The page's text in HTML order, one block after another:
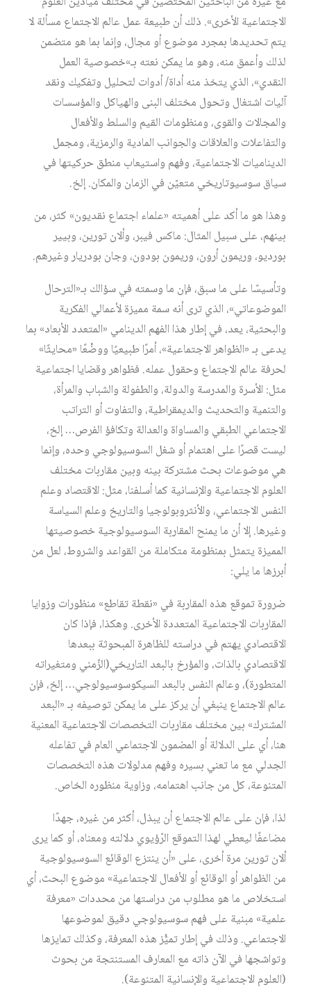
الاجتماعية الأخرى». ذلك أن طبيعة عمل عالم الاجتماع مسألة لا
يتم تحديدها بمجرد موضوع أو مجال، وإنما بما هو متضمن
لذلك وأعمق منه، وهو ما يمكن نعته بـ»خصوصية العمل
النقدي»، الذي يتخذ منه أداة/ أدوات لتحليل وتفكيك ونقد
آليات اشتغال وتحول مختلف البنى والهياكل والمؤسسات
والمجالات والقوى، ومنظومات القيم والسلط والأفعال
والتفاعلات والعلاقات والجوانب المادية والرمزية، ومجمل
الديناميات الاجتماعية، وفهم واستيعاب منطق حركيتها في
سياق سوسيوتاريخي متعيّن في الزمان والمكان. إلخ.
وهذا هو ما أكد على أهميته «علماء اجتماع نقديون» كثر، من
بينهم، على سبيل المثال: ماكس فيبر، وألان تورين، وبيير
بورديو، وريمون أرون، وريمون بودون، وجان بودريار وغيرهم.
وتأسيسًا على ما سبق، فإن ما وسمته في سؤالك بـ«الترحال
الموضوعاتي»، الذي ترى أنه سمة مميزة لأعمالي الفكرية
والبحثية، يعد، في إطار هذا الفهم الدينامي «المتعدد الأبعاد» بما
يدعى بـ «الظواهر الاجتماعية»، أمرًا طبيعيًا ووضْعًا «محايثًا»
لحرفة عالم الاجتماع وحقول عمله. فظواهر وقضايا اجتماعية
مثل: الأسرة والمدرسة والدولة، والطفولة والشباب والمرأة،
والتنمية والتحديث والديمقراطية، والتفاوت أو التراتب
الاجتماعي الطبقي والمساواة والعدالة وتكافؤ الفرص… إلخ،
ليست قصرًا على اهتمام أو شغل السوسيولوجي وحده، وإنما
هي موضوعات بحث مشتركة بينه وبين مقاربات مختلف
العلوم الاجتماعية والإنسانية كما أسلفنا، مثل: الاقتصاد وعلم
النفس الاجتماعي، والأنثروبولوجيا والتاريخ وعلم السياسة
وغيرها. إلا أن ما يمنح المقاربة السوسيولوجية خصوصيتها
المميزة يتمثل بمنظومة متكاملة من القواعد والشروط، لعل من
أبرزها ما يلي:
ضرورة تموقع هذه المقاربة في «نقطة تقاطع» منظورات وزوايا
المقاربات الاجتماعية المتعددة الأخرى. وهكذا، فإذا كان
الاقتصادي يهتم في دراسته للظاهرة المبحوثة ببعدها
الاقتصادي بالذات، والمؤرخ بالبعد التاريخي(الزّمني ومتغيراته
المتطورة)، وعالم النفس بالبعد السيكوسوسيولوجي… إلخ، فإن
عالم الاجتماع ينبغي أن يركز على ما يمكن توصيفه بـ «البعد
المشترك» بين مختلف مقاربات التخصصات الاجتماعية المعنية
هنا، أي على الدلالة أو المضمون الاجتماعي العام في تفاعله
الجدلي مع ما تعني بسيره وفهم مدلولات هذه التخصصات
المتنوعة، كل من جانب اهتمامه، وزاوية منظوره الخاص.
لذا، فإن على عالم الاجتماع أن يبذل، أكثر من غيره، جهدًا
مضاعفًا ليعطي لهذا التموقع الرّؤيوي دلالته ومعناه، أو كما يرى
ألان تورين مرة أخرى، على «أن ينتزع الوقائع السوسيولوجية
من الظواهر أو الوقائع أو الأفعال الاجتماعية» موضوع البحث، أي
استخلاص ما هو مطلوب من دراستها من محددات «معرفة
علمية» مبنية على فهم سوسيولوجي دقيق لموضوعها
الاجتماعي. وذلك في إطار تميُّز هذه المعرفة، وكذلك تمايزها
وتواشجها في الآن ذاته مع المعارف المستنتجة من بحوث
(العلوم الاجتماعية والإنسانية المتنوعة).